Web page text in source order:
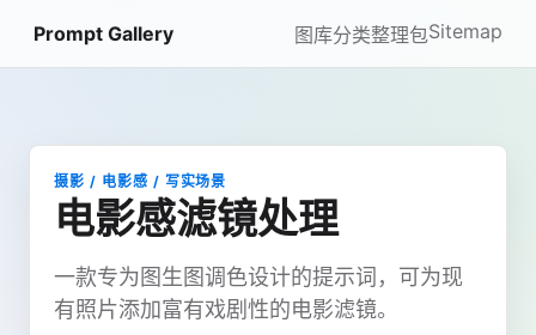
Prompt Gallery 图库分类整理包Sitemap
摄影 / 电影感 / 写实场景
电影感滤镜处理
一款专为图生图调色设计的提示词，可为现
有照片添加富有戏剧性的电影滤镜。